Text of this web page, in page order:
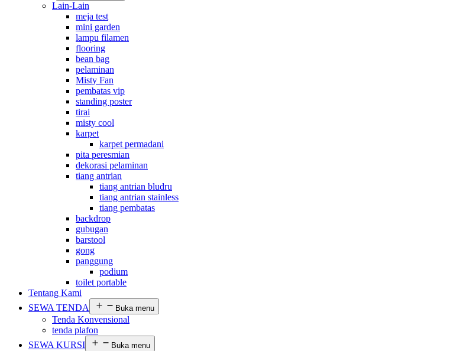
Lain-Lain
meja test
mini garden
lampu filamen
flooring
bean bag
pelaminan
Misty Fan
pembatas vip
standing poster
tirai
misty cool
karpet
karpet permadani
pita peresmian
dekorasi pelaminan
tiang antrian
tiang antrian bludru
tiang antrian stainless
tiang pembatas
backdrop
gubugan
barstool
gong
panggung
podium
toilet portable
Tentang Kami
SEWA TENDA
Buka menu
Tenda Konvensional
tenda plafon
SEWA KURSI
Buka menu